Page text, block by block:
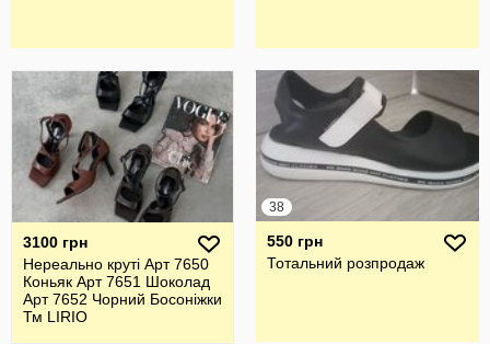
3100 грн
Нереально круті Арт 7650
Коньяк Арт 7651 Шоколад
Арт 7652 Чорний Босоніжки
Тм LIRIO
38
550 грн
Тотальний розпродаж